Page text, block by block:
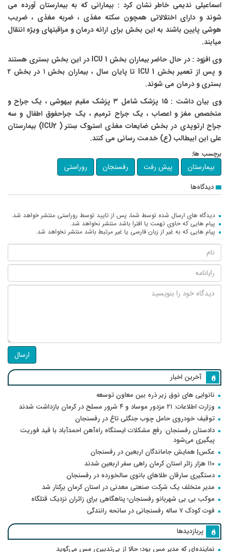
اسماعیلی ندیمی خاطر نشان کرد : بیمارانی که به بیمارستان آورده می
شوند و دارای اختلالاتی همچون سکته مغذی ، ضربه مغذی ، ضریب
هوشی پایین باشند به این بخش برای ارائه درمان و مراقبتهای ویژه انتقال
میابند.
وی افزود : در حال حاضر بیماران بخش ICU 1 در این بخش بستری هستند
و پس از تعمیر بخش ICU 1
تا پایان سال ، بیماران بخش ۱ در بخش ۲
بستری و درمان می شوند.
وی بیان داشت : ۱۵ پزشک شامل ۳ پزشک مقیم بیهوشی ، یک جراح و
متخصص مغز و اعصاب ، یک جراح ترمیم ، یک جراحفوق اطفال و سه
جراح ارتوپدی در بخش ضایعات مغذی استروک سِنتر ( ICU2) بیمارستان
علی ابن ابیطالب (ع) خدمت رسانی می کنند.
برچسب ها:
بیمارستان پیش رفت رفسنجان روراستی
دیدگاه‌ها
دیدگاه های ارسال شده توسط شما، پس از تایید توسط روراستی منتشر خواهد شد.
پیام هایی که حاوی تهمت یا افترا باشد منتشر نخواهد شد.
پیام هایی که به غیر از زبان فارسی یا غیر مرتبط باشد منتشر نخواهد شد.
ارسال
آخرین اخبار
نانوایی های نوق زیر ذره بین معاون توسعه
وزارت اطلاعات: ۲۱ مزدور موساد و ۴ شرور مسلح در کرمان بازداشت شدند
توقیف خودروی حامل چوب جنگلی تاغ در رفسنجان
دادستان رفسنجان: رفع مشکلات ایستگاه راه‌آهن احمدآباد با قید فوریت
پیگیری می‌شود
عکس| همایش جاماندگان اربعین در رفسنجان
۱۱۰ هزار زائر استان کرمان راهی سفر اربعین شدند
دستگیری سارقان طلاهای بانوی سالخورده در رفسنجان
مدیر متخلف یک شرکت صنعتی معدنی در استان کرمان برکنار شد
موکب بی بی شهربانو رفسنجان؛ پناهگاهی برای زائران نزدیک قتلگاه
فوت کودک ۷ ساله رفسنجانی در سانحه رانندگی
پربازدیدها
نماینده‌ای که مدیر مس بود؛ حالا از بی‌تدبیری مس می‌گوید